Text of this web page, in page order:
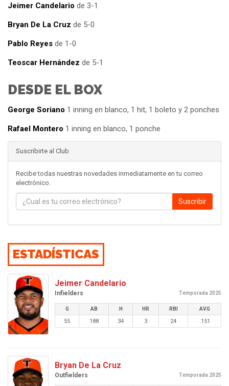
Jeimer Candelario de 3-1
Bryan De La Cruz de 5-0
Pablo Reyes de 1-0
Teoscar Hernández de 5-1
DESDE EL BOX
George Soriano 1 inning en blanco, 1 hit, 1 boleto y 2 ponches
Rafael Montero 1 inning en blanco, 1 ponche
Suscribirte al Club
Recibe todas nuestras novedades inmediatamente en tu correo
electrónico.
Suscribir
ESTADÍSTICAS
Jeimer Candelario
Infielders Temporada 2025
G AB H HR RBI AVG
55 188 34 3 24 .151
Bryan De La Cruz
Outfielders Temporada 2025